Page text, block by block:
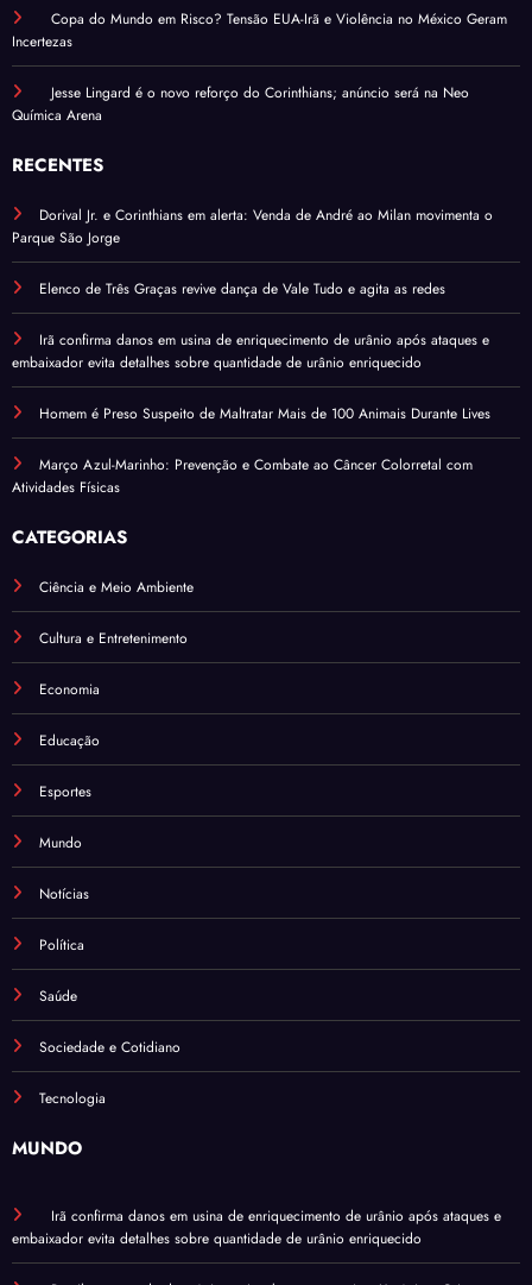
Copa do Mundo em Risco? Tensão EUA-Irã e Violência no México Geram
Incertezas
Jesse Lingard é o novo reforço do Corinthians; anúncio será na Neo
Química Arena
RECENTES
Dorival Jr. e Corinthians em alerta: Venda de André ao Milan movimenta o
Parque São Jorge
Elenco de Três Graças revive dança de Vale Tudo e agita as redes
Irã confirma danos em usina de enriquecimento de urânio após ataques e
embaixador evita detalhes sobre quantidade de urânio enriquecido
Homem é Preso Suspeito de Maltratar Mais de 100 Animais Durante Lives
Março Azul-Marinho: Prevenção e Combate ao Câncer Colorretal com
Atividades Físicas
CATEGORIAS
Ciência e Meio Ambiente
Cultura e Entretenimento
Economia
Educação
Esportes
Mundo
Notícias
Política
Saúde
Sociedade e Cotidiano
Tecnologia
MUNDO
Irã confirma danos em usina de enriquecimento de urânio após ataques e
embaixador evita detalhes sobre quantidade de urânio enriquecido